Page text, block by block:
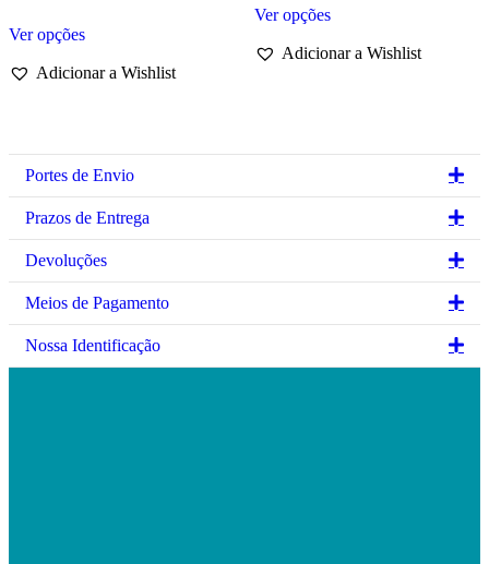
Ver opçõesproduct
multiple
may
be
chosen
on
product
page
Adicionar a Wishlist
Ver opçõesproduct
multiple
be
on
Adicionar a Wishlist
Portes de Envio
Prazos de Entrega
Devoluções
Meios de Pagamento
Nossa Identificação